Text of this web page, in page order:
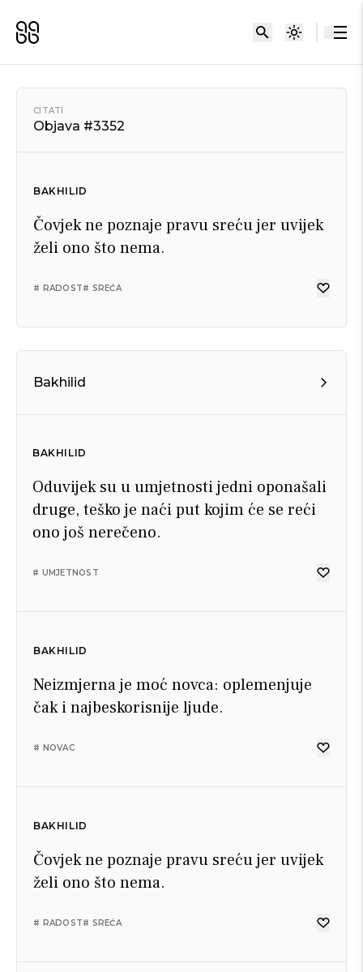
CITATI
Objava #3352
BAKHILID
Čovjek ne poznaje pravu sreću jer uvijek
želi ono što nema.
# RADOST# SREĆA
Bakhilid
BAKHILID
Oduvijek su u umjetnosti jedni oponašali
druge, teško je naći put kojim će se reći
ono još nerečeno.
# UMJETNOST
BAKHILID
Neizmjerna je moć novca: oplemenjuje
čak i najbeskorisnije ljude.
# NOVAC
BAKHILID
Čovjek ne poznaje pravu sreću jer uvijek
želi ono što nema.
# RADOST# SREĆA